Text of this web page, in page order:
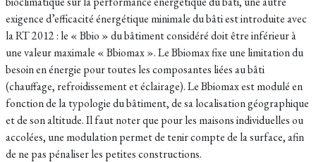
exigence d’efficacité énergétique minimale du bâti est introduite avec
la RT 2012 : le « Bbio » du bâtiment considéré doit être inférieur à
une valeur maximale « Bbiomax ». Le Bbiomax fixe une limitation du
besoin en énergie pour toutes les composantes liées au bâti
(chauffage, refroidissement et éclairage). Le Bbiomax est modulé en
fonction de la typologie du bâtiment, de sa localisation géographique
et de son altitude. Il faut noter que pour les maisons individuelles ou
accolées, une modulation permet de tenir compte de la surface, afin
de ne pas pénaliser les petites constructions.